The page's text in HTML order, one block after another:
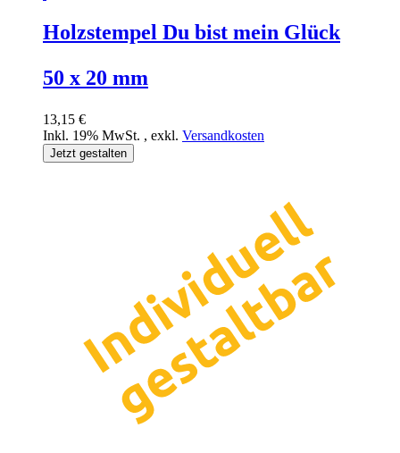
Holzstempel Du bist mein Glück
50 x 20 mm
13,15 €
Inkl. 19% MwSt. , exkl. Versandkosten
Jetzt gestalten